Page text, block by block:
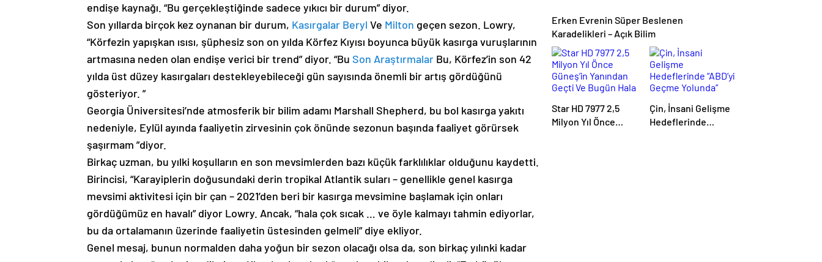
endişe kaynağı. “Bu gerçekleştiğinde sadece yıkıcı bir durum” diyor.
Son yıllarda birçok kez oynanan bir durum, Kasırgalar Beryl Ve Milton geçen sezon. Lowry,
“Körfezin yapışkan ısısı, şüphesiz son on yılda Körfez Kıyısı boyunca büyük kasırga vuruşlarının
artmasına neden olan endişe verici bir trend” diyor. “Bu Son Araştırmalar Bu, Körfez’in son 42
yılda üst düzey kasırgaları destekleyebileceği gün sayısında önemli bir artış gördüğünü
gösteriyor. ”
Georgia Üniversitesi’nde atmosferik bir bilim adamı Marshall Shepherd, bu bol kasırga yakıtı
nedeniyle, Eylül ayında faaliyetin zirvesinin çok önünde sezonun başında faaliyet görürsek
şaşırmam ”diyor.
Birkaç uzman, bu yılki koşulların en son mevsimlerden bazı küçük farklılıklar olduğunu kaydetti.
Birincisi, “Karayiplerin doğusundaki derin tropikal Atlantik suları – genellikle genel kasırga
mevsimi aktivitesi için bir çan – 2021’den beri bir kasırga mevsimine başlamak için onları
gördüğümüz en havalı” diyor Lowry. Ancak, “hala çok sıcak … ve öyle kalmayı tahmin ediyorlar,
bu da ortalamanın üzerinde faaliyetin üstesinden gelmeli” diye ekliyor.
Genel mesaj, bunun normalden daha yoğun bir sezon olacağı olsa da, son birkaç yılınki kadar
Erken Evrenin Süper Beslenen
Karadelikleri – Açık Bilim
Star HD 7977 2,5
Milyon Yıl Önce
Çin, İnsani Gelişme
Hedeflerinde